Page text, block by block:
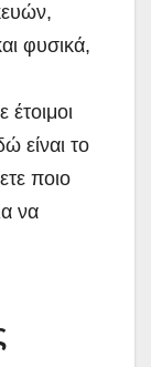
φυσικά,
είναι το
ποιο
να